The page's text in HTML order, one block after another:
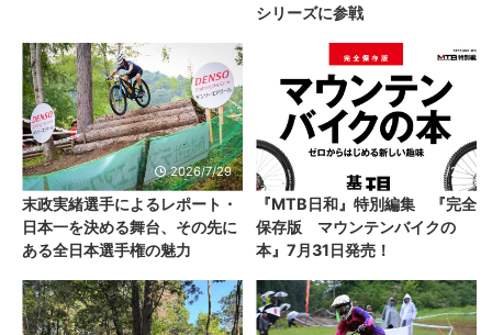
シリーズに参戦
2026/7/29
末政実緒選手によるレポート・
日本一を決める舞台、その先に
ある全日本選手権の魅力
2026/7/29
『MTB日和』特別編集 『完全
保存版 マウンテンバイクの
本』7月31日発売！